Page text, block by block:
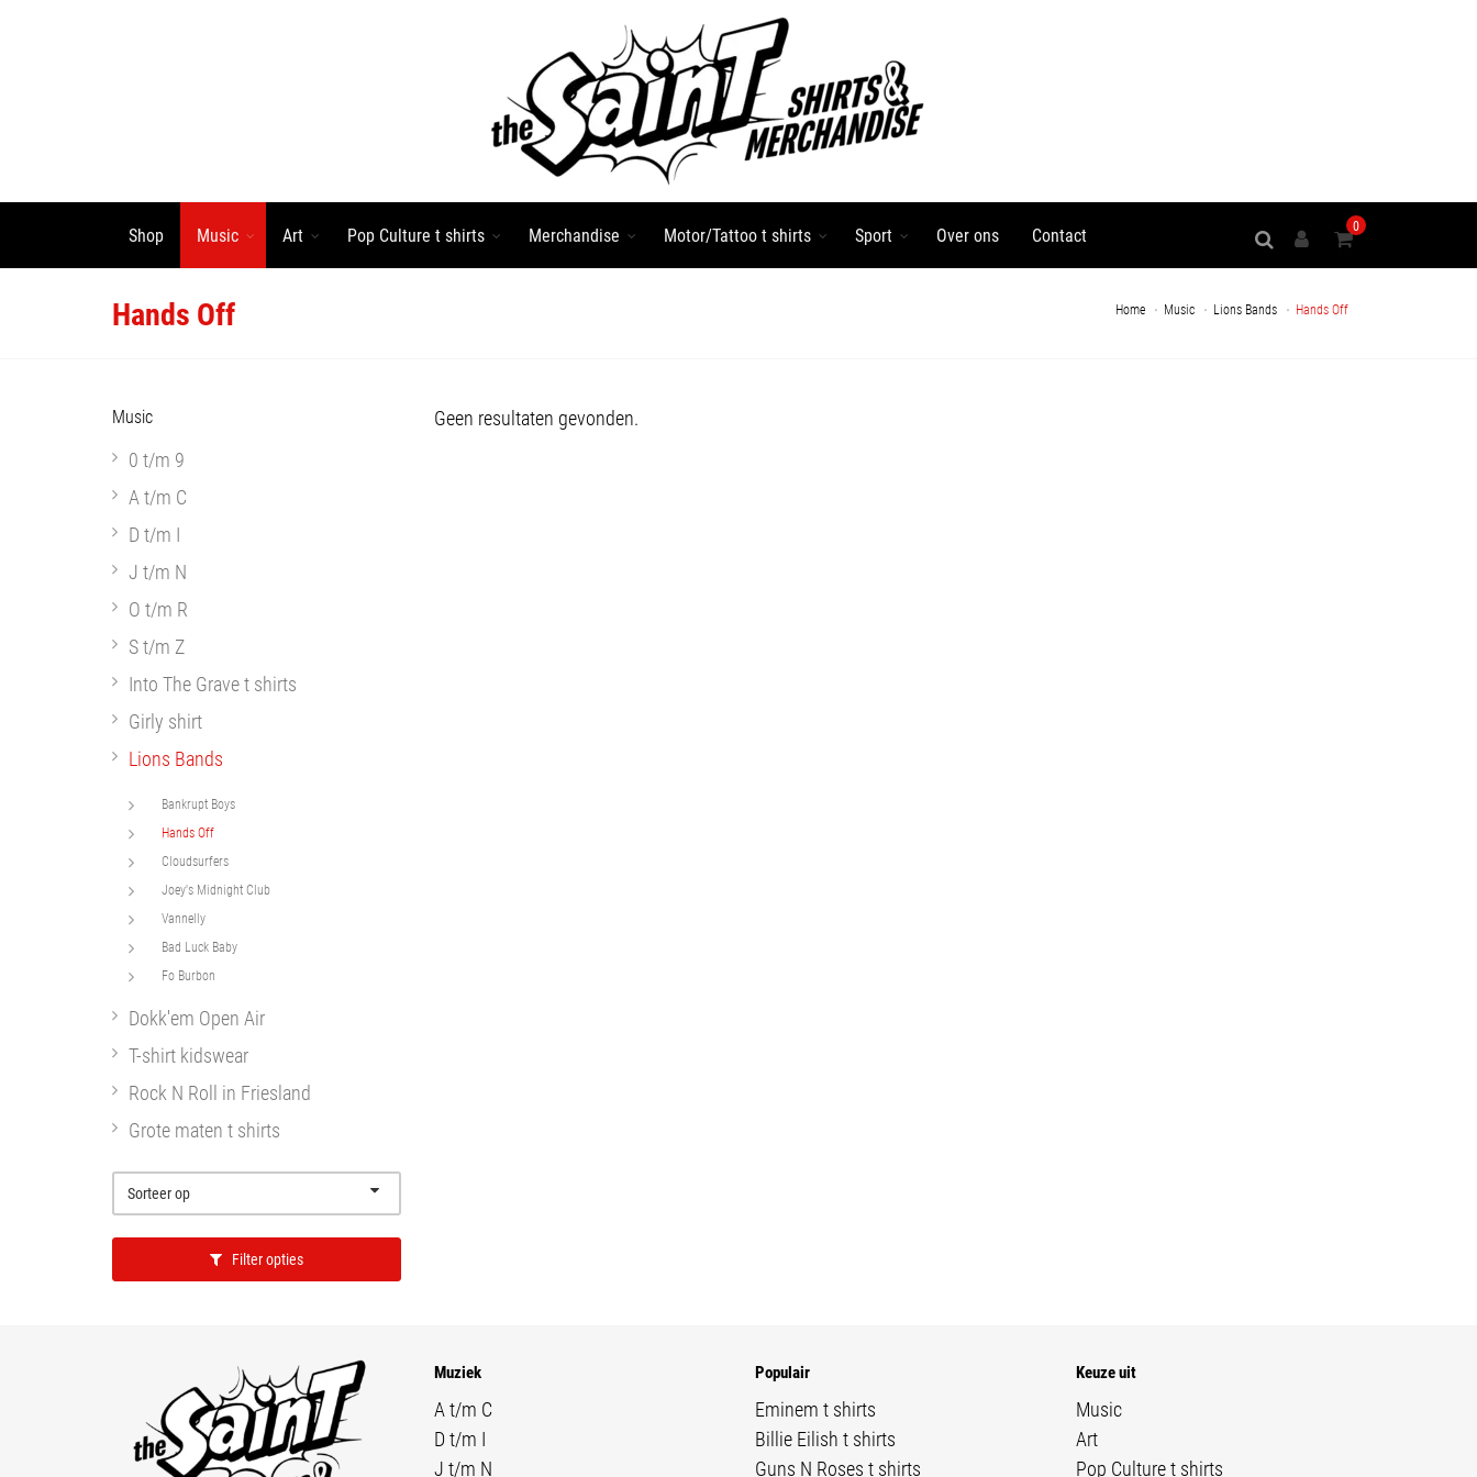
0
Shop Music Art Pop Culture t shirts Merchandise Motor/Tattoo t shirts Sport Over ons Contact
Home Music Lions Bands Hands Off
Hands Off
Music
0 t/m 9
A t/m C
D t/m I
J t/m N
O t/m R
S t/m Z
Into The Grave t shirts
Girly shirt
Lions Bands
Bankrupt Boys
Hands Off
Cloudsurfers
Joey's Midnight Club
Vannelly
Bad Luck Baby
Fo Burbon
Dokk'em Open Air
T-shirt kidswear
Rock N Roll in Friesland
Grote maten t shirts
Sorteer op
Filter opties
Geen resultaten gevonden.
Muziek
A t/m C
D t/m I
J t/m N
Populair
Eminem t shirts
Billie Eilish t shirts
Guns N Roses t shirts
Keuze uit
Music
Art
Pop Culture t shirts